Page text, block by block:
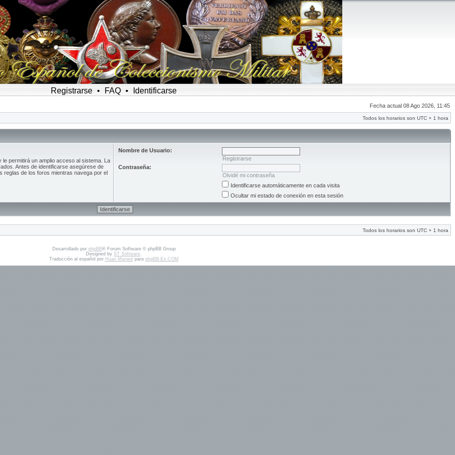
Registrarse • FAQ • Identificarse
Fecha actual 08 Ago 2026, 11:45
Todos los horarios son UTC + 1 hora
permitirá un amplio acceso al sistema. La
Antes de identificarse asegúrese de
reglas de los foros mientras navega por el
Nombre de Usuario:
Registrarse
Contraseña:
Olvidé mi contraseña
Identificarse automáticamente en cada visita
Ocultar mi estado de conexión en esta sesión
Todos los horarios son UTC + 1 hora
Desarrollado por phpBB® Forum Software © phpBB Group
Designed by ST Software.
Traducción al español por Huan Manwëpara phpBB-Es.COM